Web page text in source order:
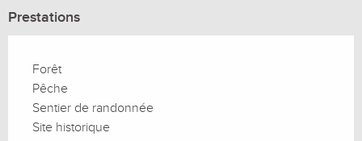
Prestations
Forêt
Pêche
Sentier de randonnée
Site historique